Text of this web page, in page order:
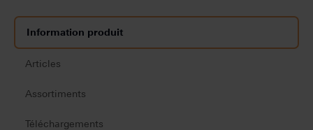
Information produit
Articles
Assortiments
Téléchargements